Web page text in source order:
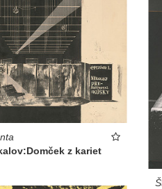
z kariet